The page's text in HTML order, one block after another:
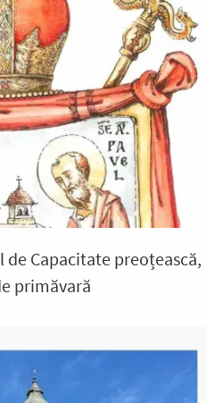
Capacitate preoțească,
primăvară